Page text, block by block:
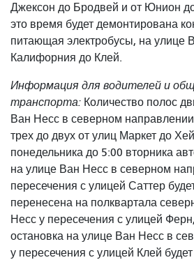
Джексон до Бродвей и от Юнион
это время будет демонтирована
питающая электробусы, на улице
Калифорния до Клей.
Информация для водителей и
транспорта: Количество полос
Ван Несс в северном
трех до двух от улиц Маркет до
понедельника до 5:00 вторника
на улице Ван Несс в северном
пересечения с улицей Саттер
перенесена на полквартала
Несс у пересечения с улицей
остановка на улице Ван Несс в
у пересечения с улицей Клей